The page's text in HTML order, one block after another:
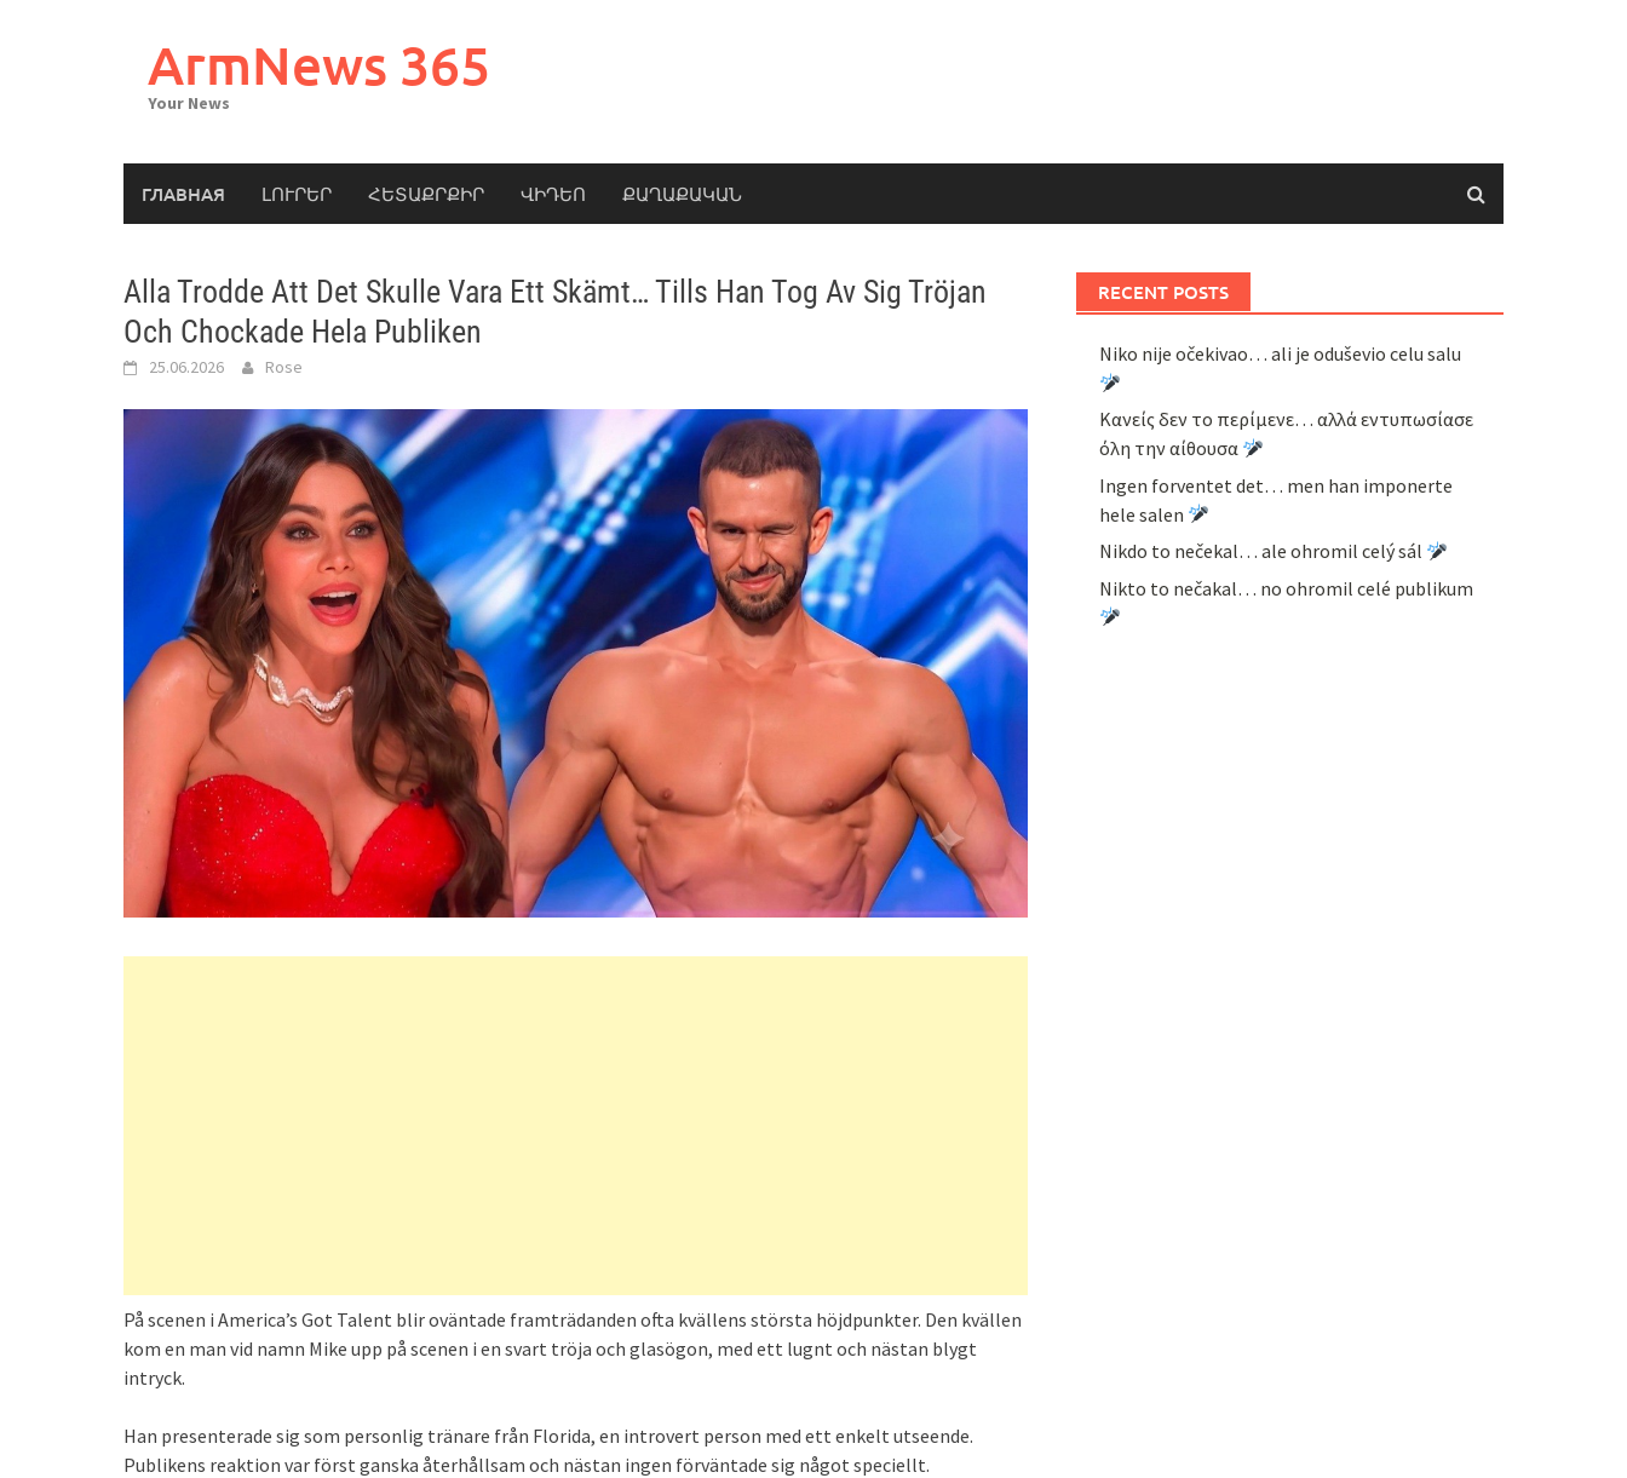
ArmNews 365
Your News
ГЛАВНАЯ ԼՈՒՐԵՐ ՀԵՏԱՔՐՔԻՐ ՎԻԴԵՈ ՔԱՂԱՔԱԿԱՆ
Alla Trodde Att Det Skulle Vara Ett Skämt… Tills Han Tog Av Sig Tröjan
Och Chockade Hela Publiken
25.06.2026 Rose
På scenen i America’s Got Talent blir oväntade framträdanden ofta kvällens största höjdpunkter. Den kvällen
kom en man vid namn Mike upp på scenen i en svart tröja och glasögon, med ett lugnt och nästan blygt
intryck.
Han presenterade sig som personlig tränare från Florida, en introvert person med ett enkelt utseende.
Publikens reaktion var först ganska återhållsam och nästan ingen förväntade sig något speciellt.
RECENT POSTS
Niko nije očekivao… ali je oduševio celu salu
Κανείς δεν το περίμενε… αλλά εντυπωσίασε
όλη την αίθουσα
Ingen forventet det… men han imponerte
hele salen
Nikdo to nečekal… ale ohromil celý sál
Nikto to nečakal… no ohromil celé publikum